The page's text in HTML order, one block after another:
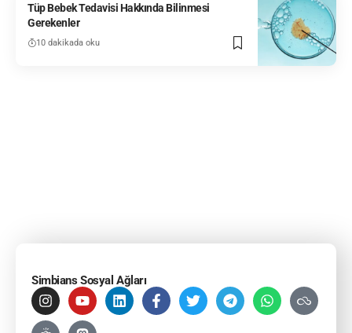
Tüp Bebek Tedavisi Hakkında Bilinmesi
Gerekenler
10 dakikada oku
Simbians Sosyal Ağları